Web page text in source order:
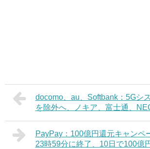
docomo、au、Softbank：5Gシ
を除外へ、ノキア、富士通、
PayPay：100億円還元キャンペ
23時59分に終了、10日で100億